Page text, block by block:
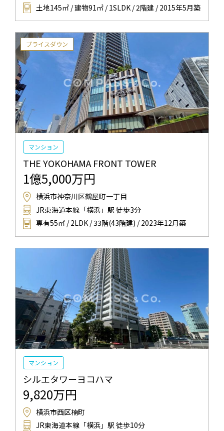
土地145㎡ / 建物91㎡ / 1SLDK / 2階建 / 2015年5月築
プライスダウン
マンション
THE YOKOHAMA FRONT TOWER
1億5,000万円
横浜市神奈川区鶴屋町一丁目
JR東海道本線「横浜」駅 徒歩3分
専有55㎡ / 2LDK / 33階(43階建) / 2023年12月築
マンション
シルエタワーヨコハマ
9,820万円
横浜市西区楠町
JR東海道本線「横浜」駅 徒歩10分